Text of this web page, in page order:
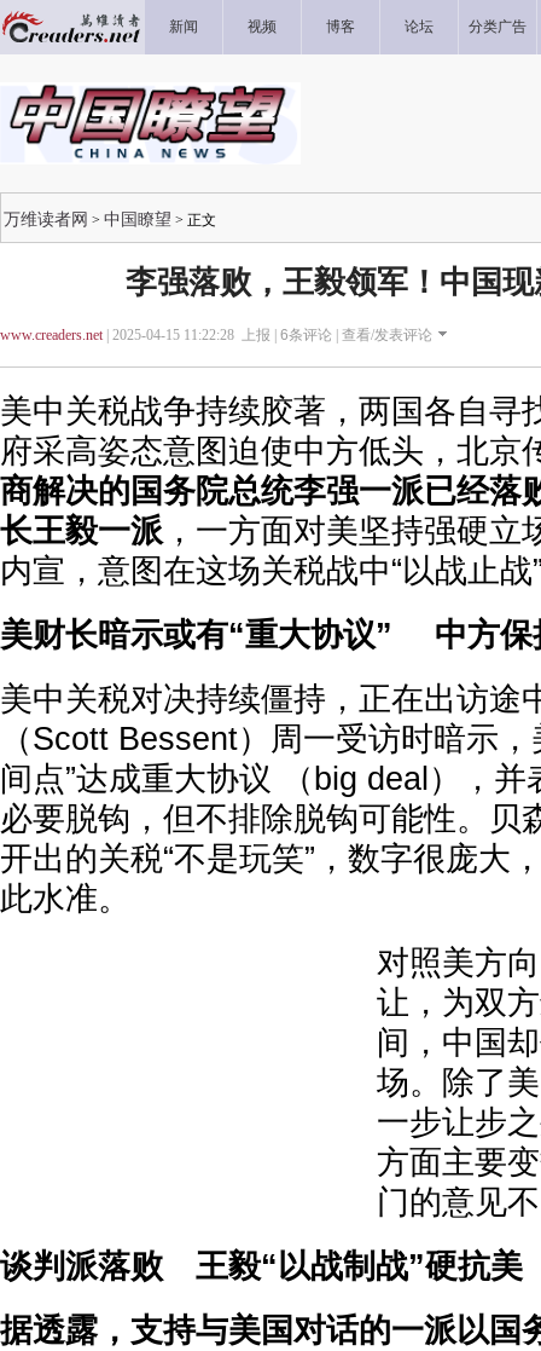
新闻 视频 博客 论坛 分类广告
万维读者网 > 中国瞭望 > 正文
李强落败，王毅领军！中国
www.creaders.net| 2025-04-15 11:22:28 上报 | 6条评论 | 查看/发表评论
美中关税战争持续胶著，两国各自寻
府采高姿态意图迫使中方低头，北京
商解决的国务院总统李强一派已经落
长王毅一派 ，一方面对美坚持强硬
内宣，意图在这场关税战中“以战止战
美财长暗示或有“重大协议” 中方保
美中关税对决持续僵持，正在出访途
（Scott Bessent）周一受访时暗示
间点”达成重大协议 （big deal），
必要脱钩，但不排除脱钩可能性。贝
开出的关税“不是玩笑”，数字很庞大
此水准。
对照美方
让，为双
间，中国
场。除了
一步让步
方面主要
门的意见
谈判派落败 王毅“以战制战”硬抗美
据透露，支持与美国对话的一派以国